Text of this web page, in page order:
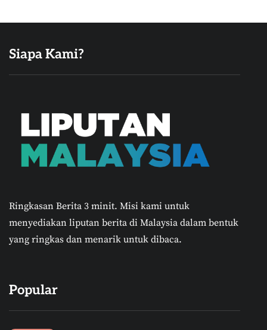
Siapa Kami?
Ringkasan Berita 3 minit. Misi kami untuk
menyediakan liputan berita di Malaysia dalam bentuk
yang ringkas dan menarik untuk dibaca.
Popular